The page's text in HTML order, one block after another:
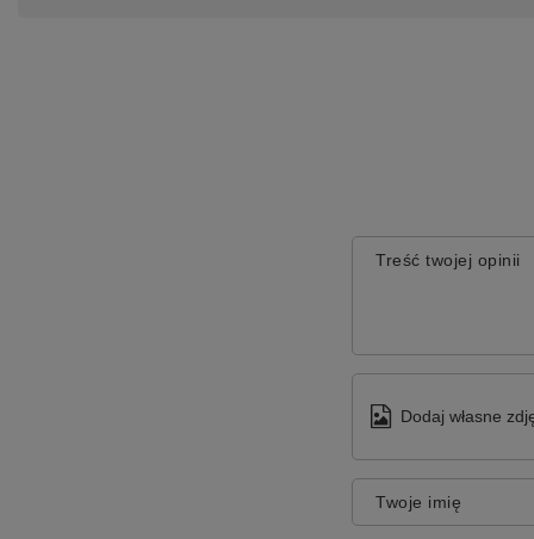
Treść twojej opinii
Dodaj własne
Twoje imię